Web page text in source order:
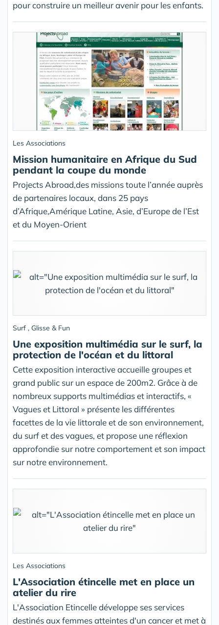
pour construire un meilleur avenir pour les enfants.
Les Associations
Mission humanitaire en Afrique du Sud
pendant la coupe du monde
Projects Abroad,des missions toute l’année auprès
de partenaires locaux, dans 25 pays
d’Afrique,Amérique Latine, Asie, d’Europe de l’Est
et du Moyen-Orient
Surf , Glisse & Fun
Une exposition multimédia sur le surf, la
protection de l'océan et du littoral
Cette exposition interactive accueille groupes et
grand public sur un espace de 200m2. Grâce à de
nombreux supports multimédias et interactifs, «
Vagues et Littoral » présente les différentes
facettes de la vie littorale et de son environnement,
du surf et des vagues, et propose une réflexion
approfondie sur notre comportement et son impact
sur notre environnement.
Les Associations
L'Association étincelle met en place un
atelier du rire
L'Association Etincelle développe ses services
destinés aux femmes atteintes d'un cancer et met à